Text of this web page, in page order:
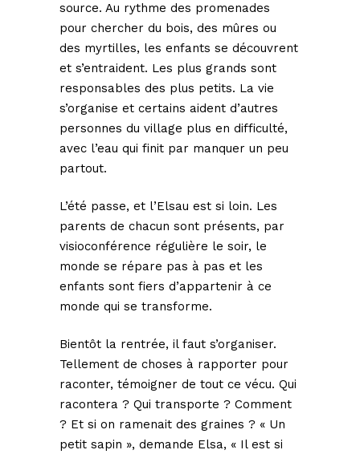
source. Au rythme des promenades
pour chercher du bois, des mûres ou
des myrtilles, les enfants se découvrent
et s’entraident. Les plus grands sont
responsables des plus petits. La vie
s’organise et certains aident d’autres
personnes du village plus en difficulté,
avec l’eau qui finit par manquer un peu
partout.
L’été passe, et l’Elsau est si loin. Les
parents de chacun sont présents, par
visioconférence régulière le soir, le
monde se répare pas à pas et les
enfants sont fiers d’appartenir à ce
monde qui se transforme.
Bientôt la rentrée, il faut s’organiser.
Tellement de choses à rapporter pour
raconter, témoigner de tout ce vécu. Qui
racontera ? Qui transporte ? Comment
? Et si on ramenait des graines ? « Un
petit sapin », demande Elsa, « Il est si